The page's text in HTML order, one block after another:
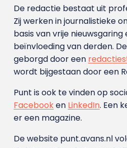
De redactie bestaat uit
Zij werken in journalistieke
basis van vrije nieuwsgaring
beïnvloeding van derden.
geborgd door een
wordt bijgestaan door een
Punt is ook te vinden op
Facebooken LinkedIn. Een
er een magazine.
De website punt.avans.nl